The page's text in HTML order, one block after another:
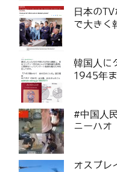
日本の
で大きく
韓国人に
1945年
#中国人
ニーハオ
オスプレ